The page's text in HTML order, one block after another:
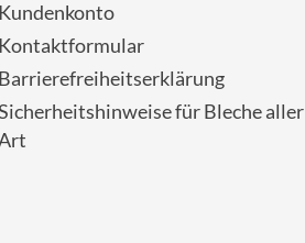
Kundenkonto
Kontaktformular
Barrierefreiheitserklärung
für Bleche aller